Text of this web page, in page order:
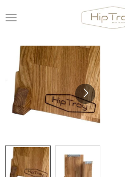
direct
hoofdinhoud